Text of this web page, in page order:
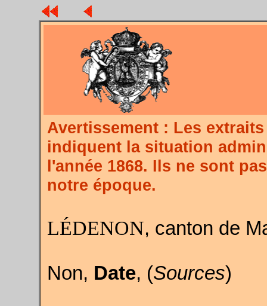
Avertissement : Les
indiquent la situation
l'année 1868. Ils ne sont
notre époque.
LÉDENON, canton de
Non, Date, (Sources)